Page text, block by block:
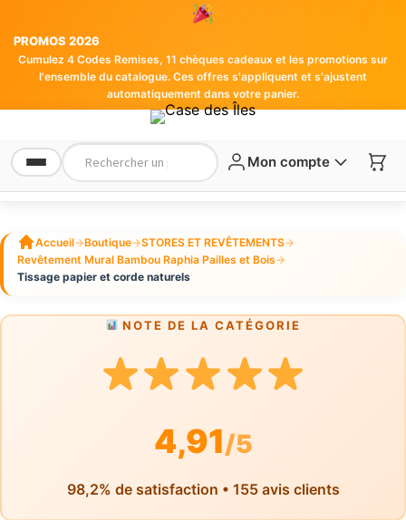
PROMOS 2026
Cumulez 4 Codes Remises, 11 chèques cadeaux et les promotions sur
l'ensemble du catalogue. Ces offres s'appliquent et s'ajustent
automatiquement dans votre panier.
Mon compte
Accueil→Boutique→STORES ET REVÊTEMENTS→
Revêtement Mural Bambou Raphia Pailles et Bois→
Tissage papier et corde naturels
NOTE DE LA CATÉGORIE
4,91/5
98,2% de satisfaction • 155 avis clients